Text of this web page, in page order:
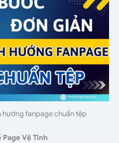
fanpage chuẩn tệp
Vệ Tinh